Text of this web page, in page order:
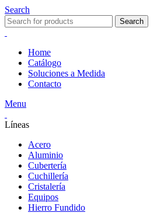
Search
Search
Home
Catálogo
Soluciones a Medida
Contacto
Menu
Líneas
Acero
Aluminio
Cubertería
Cuchillería
Cristalería
Equipos
Hierro Fundido